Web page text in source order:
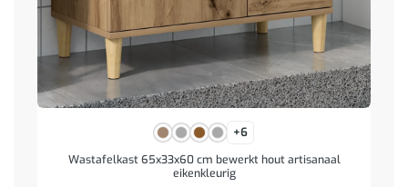
+6
Wastafelkast 65x33x60 cm bewerkt hout artisanaal
eikenkleurig